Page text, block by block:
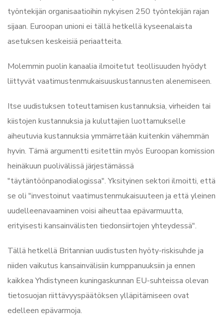
työntekijän organisaatioihin nykyisen 250 työntekijän rajan
sijaan. Euroopan unioni ei tällä hetkellä kyseenalaista
asetuksen keskeisiä periaatteita.
Molemmin puolin kanaalia ilmoitetut teollisuuden hyödyt
liittyvät vaatimustenmukaisuuskustannusten alenemiseen.
Itse uudistuksen toteuttamisen kustannuksia, virheiden tai
kiistojen kustannuksia ja kuluttajien luottamukselle
aiheutuvia kustannuksia ymmärretään kuitenkin vähemmän
hyvin. Tämä argumentti esitettiin myös Euroopan komission
heinäkuun puolivälissä järjestämässä
"täytäntöönpanodialogissa". Yksityinen sektori ilmoitti, että
se oli "investoinut vaatimustenmukaisuuteen ja että yleinen
uudelleenavaaminen voisi aiheuttaa epävarmuutta,
erityisesti kansainvälisten tiedonsiirtojen yhteydessä".
Tällä hetkellä Britannian uudistusten hyöty-riskisuhde ja
niiden vaikutus kansainvälisiin kumppanuuksiin ja ennen
kaikkea Yhdistyneen kuningaskunnan EU-suhteissa olevan
tietosuojan riittävyyspäätöksen ylläpitämiseen ovat
edelleen epävarmoja.